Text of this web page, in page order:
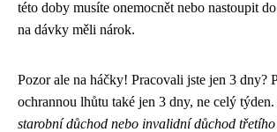
této doby musíte onemocnět nebo nastoupit
na dávky měli nárok.
Pozor ale na háčky! Pracovali jste jen 3 dny?
ochrannou lhůtu také jen 3 dny, ne celý týden.
starobní důchod nebo invalidní důchod